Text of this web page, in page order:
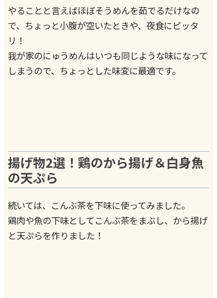
やることと言えばほぼそうめんを茹でるだけなの
で、ちょっと小腹が空いたときや、夜食にピッタ
リ！
我が家のにゅうめんはいつも同じような味になって
しまうので、ちょっとした味変に最適です。
揚げ物2選！鶏のから揚げ＆白身魚
の天ぷら
続いては、こんぶ茶を下味に使ってみました。
鶏肉や魚の下味としてこんぶ茶をまぶし、から揚げ
と天ぷらを作りました！